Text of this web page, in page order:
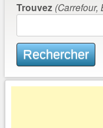
Trouvez (Carrefour,
Rechercher